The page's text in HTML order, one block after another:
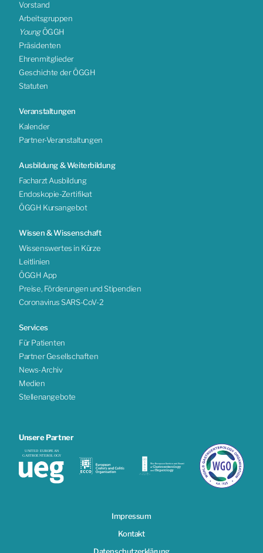
Vorstand
Arbeitsgruppen
YoungÖGGH
Präsidenten
Ehrenmitglieder
Geschichte der ÖGGH
Statuten
Veranstaltungen
Kalender
Partner-Veranstaltungen
Ausbildung & Weiterbildung
Facharzt Ausbildung
Endoskopie-Zertifikat
ÖGGH Kursangebot
Wissen & Wissenschaft
Wissenswertes in Kürze
Leitlinien
ÖGGH App
Preise, Förderungen und Stipendien
Coronavirus SARS-CoV-2
Services
Für Patienten
Partner Gesellschaften
News-Archiv
Medien
Stellenangebote
Unsere Partner
Impressum
Kontakt